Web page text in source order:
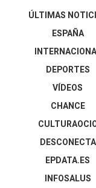
ÚLTIMAS
ESPAÑA
DEPORTES
VÍDEOS
CHANCE
DESCONECTA
EPDATA.ES
INFOSALUS